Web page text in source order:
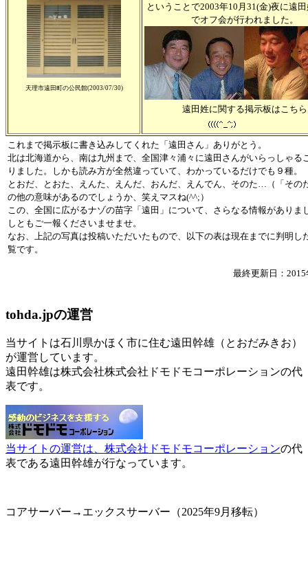
天理市遠田町の公民館(2003/07/30)
ということで2003年10月31(金)夜に遠
でオフ会が行われました。
遠田姓に関する掲示板はこちら
これまで掲示板に書き込みしてくれた「遠田さん」ありがとう。
北は北海道から、南は九州まで、全国津々浦々に遠田さんがいらっしゃる
りました。しかも読み方が全然違っていて、わかっているだけでも９種。
とおだ、とおた、えんた、えんだ、おんだ、えんでん、そのた…（「その
の他の意味があるのでしょうか、笑えマスね(^^;）
この、全国に広がるナゾの苗字「遠田」について、さらなる情報がありま
しともご一報くださいませませ。
なお、上記の写真は投稿いただいたもので、以下の表は現在までに判明し
覧です。
最終更新日：
tohda.jpの運営
当サイトは石川県かほく市に住む遠田幹雄（とおだみきお）
が運営しています。
遠田幹雄は株式会社株式会社ドモドモコーポレーションの代
表です。
当サイトの運営は、株式会社ドモドモコーポレーションの代
表である遠田幹雄が行なっています。
コアサーバー→エックスサーバー（2025年9月移転）